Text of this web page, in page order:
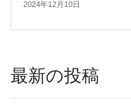
2024年12月10日
最新の投稿